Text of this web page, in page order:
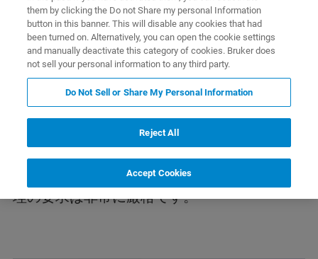
アプリケーション ソリューション 関連情報
調味料の分析
調味料の種類や調合は豊富にあり、素晴らし
い味や香りの体験を提供する一方で、品質管
理の要求は非常に厳格です。
them by clicking the Do not Share my personal Information
button in this banner. This will disable any cookies that had
been turned on. Alternatively, you can open the cookie settings
and manually deactivate this category of cookies. Bruker does
not sell your personal information to any third party.
Do Not Sell or Share My Personal Information
Reject All
Accept Cookies